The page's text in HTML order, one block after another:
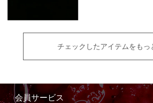
チェックしたアイテムをもっ
会員サービス